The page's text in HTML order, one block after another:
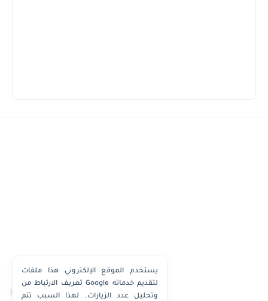
يستخدم الموقع الإلكتروني هذا ملفات
تعريف الارتباط من Google لتقديم خدماته
وتحليل عدد الزيارات. لهذا السبب تتم